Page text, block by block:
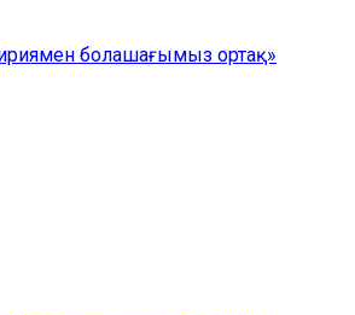
болашағымыз ортақ»